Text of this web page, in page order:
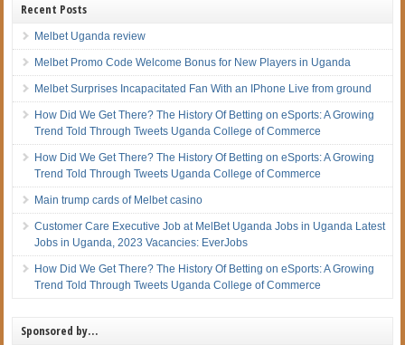
Recent Posts
Melbet Uganda review
Melbet Promo Code Welcome Bonus for New Players in Uganda
Melbet Surprises Incapacitated Fan With an IPhone Live from ground
How Did We Get There? The History Of Betting on eSports: A Growing
Trend Told Through Tweets Uganda College of Commerce
How Did We Get There? The History Of Betting on eSports: A Growing
Trend Told Through Tweets Uganda College of Commerce
Main trump cards of Melbet casino
Customer Care Executive Job at MelBet Uganda Jobs in Uganda Latest
Jobs in Uganda, 2023 Vacancies: EverJobs
How Did We Get There? The History Of Betting on eSports: A Growing
Trend Told Through Tweets Uganda College of Commerce
Sponsored by…